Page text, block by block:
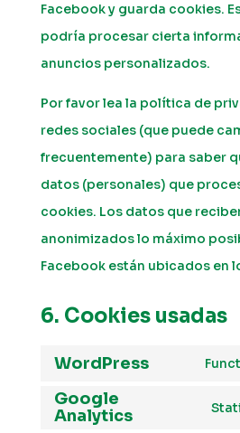
Facebook y guarda cookies.
podría procesar cierta
anuncios personalizados.
Por favor lea la política de
redes sociales (que puede
frecuentemente) para saber
datos (personales) que
cookies. Los datos que
anonimizados lo máximo
Facebook están ubicados en
6. Cookies usadas
WordPress
Google
Analytics